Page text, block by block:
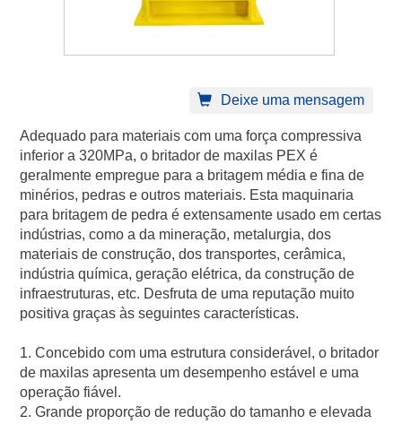
Deixe uma mensagem
Adequado para materiais com uma força compressiva
inferior a 320MPa, o britador de maxilas PEX é
geralmente empregue para a britagem média e fina de
minérios, pedras e outros materiais. Esta maquinaria
para britagem de pedra é extensamente usado em certas
indústrias, como a da mineração, metalurgia, dos
materiais de construção, dos transportes, cerâmica,
indústria química, geração elétrica, da construção de
infraestruturas, etc. Desfruta de uma reputação muito
positiva graças às seguintes características.
1. Concebido com uma estrutura considerável, o britador
de maxilas apresenta um desempenho estável e uma
operação fiável.
2. Grande proporção de redução do tamanho e elevada